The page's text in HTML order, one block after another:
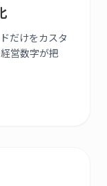
だけをカスタ
営数字が把